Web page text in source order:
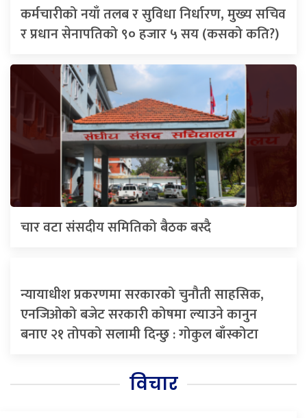
कर्मचारीको नयाँ तलब र सुविधा निर्धारण, मुख्य सचिव
र प्रधान सेनापतिको ९० हजार ५ सय (कसको कति?)
चार वटा संसदीय समितिको बैठक बस्दै
न्यायाधीश प्रकरणमा सरकारको चुनौती साहसिक,
एनजिओको बजेट सरकारी कोषमा ल्याउने कानुन
बनाए २१ तोपको सलामी दिन्छु : गोकुल बाँस्कोटा
विचार